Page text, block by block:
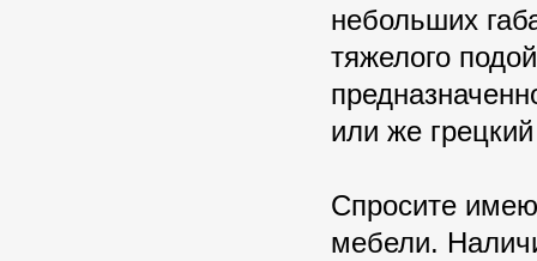
небольших
тяжелого
или же
Спросите
мебели.